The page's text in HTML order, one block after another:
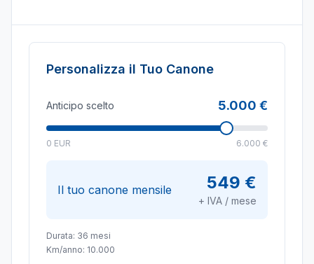
Personalizza il Tuo Canone
Anticipo scelto 5.000 €
0 EUR 6.000 €
Il tuo canone mensile 549 €
+ IVA / mese
Durata: 36 mesi
Km/anno: 10.000